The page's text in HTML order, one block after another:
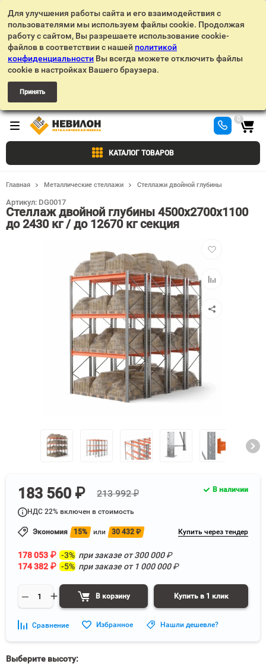
Для улучшения работы сайта и его взаимодействия с
пользователями мы используем файлы cookie. Продолжая
работу с сайтом, Вы разрешаете использование cookie-
файлов в соответствии с нашей политикой
конфиденциальности Вы всегда можете отключить файлы
cookie в настройках Вашего браузера.
Принять
КАТАЛОГ ТОВАРОВ
0
Главная Металлические стеллажи Стеллажи двойной глубины
Стеллаж двойной глубины 4500х2700х1100
до 2430 кг / до 12670 кг секция
Артикул: DG0017
Добавить
Добавить
183 560 ₽ 213 992 ₽
НДС 22% включен в стоимость
Экономия 15% или 30 432 ₽ Купить через тендер
178 053 ₽ -3% при заказе от300 000₽
174 382 ₽ -5% при заказе от 1 000 000₽
В корзину Купить в 1 клик
В наличии
Сравнение Избранное Нашли дешевле?
Выберите высоту: